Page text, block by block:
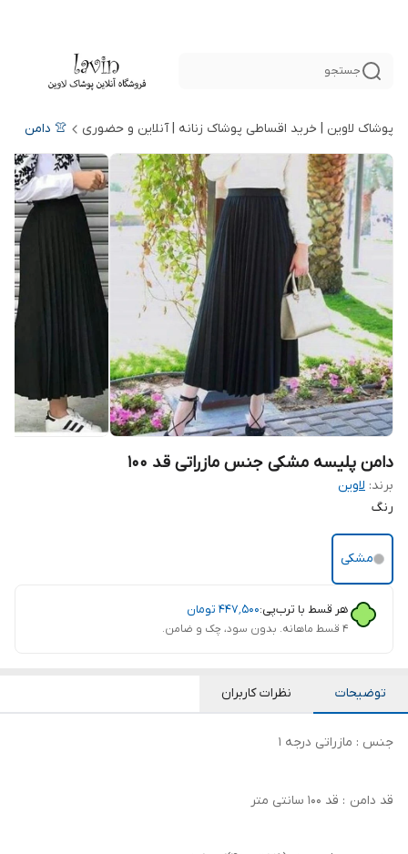
جستجو
پوشاک لاوین | خرید اقساطی پوشاک زنانه | آنلاین و حضوری 👚 دامن
دامن پلیسه مشکی جنس مازراتی قد 100
برند: لاوین
رنگ
مشکی
هر قسط با ترب‌پی:۴۴۷٬۵۰۰ تومان
۴ قسط ماهانه. بدون سود، چک و ضامن.
توضیحات نظرات کاربران
جنس : مازراتی درجه 1
قد دامن : قد 100 سانتی متر